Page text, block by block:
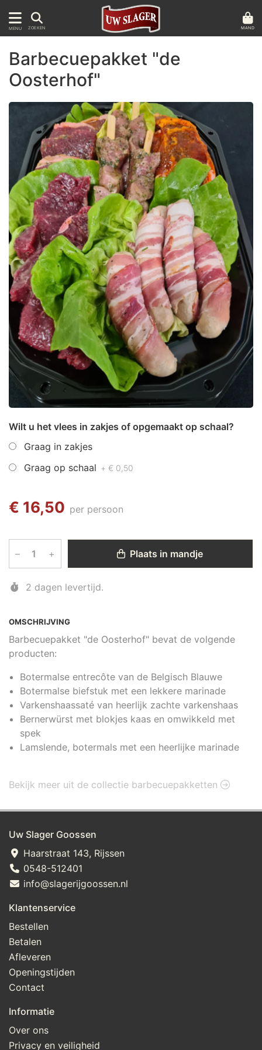
MENU ZOEKEN MAND
OMSCHRIJVING
Barbecuepakket "de Oosterhof" bevat de volgende
producten:
Botermalse entrecôte van de Belgisch Blauwe
Botermalse biefstuk met een lekkere marinade
Varkenshaassaté van heerlijk zachte varkenshaas
Bernerwürst met blokjes kaas en omwikkeld met
spek
Lamslende, botermals met een heerlijke marinade
Barbecuepakket "de
Oosterhof"
Wilt u het vlees in zakjes of opgemaakt op schaal?
Graag in zakjes
Graag op schaal + € 0,50
€ 16,50 per persoon
– + Plaats in mandje
2 dagen levertijd.
Bekijk meer uit de collectie barbecuepakketten
Uw Slager Goossen
Haarstraat 143, Rijssen
0548-512401
info@slagerijgoossen.nl
Klantenservice
Bestellen
Betalen
Afleveren
Openingstijden
Contact
Informatie
Over ons
Privacy en veiligheid